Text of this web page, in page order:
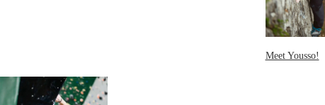
Meet Yousso!